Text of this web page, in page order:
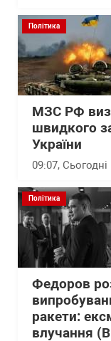
Політика
МЗС РФ
швидкого
України
09:07, Сьогодні
Політика
Федоров
ракети:
влучання